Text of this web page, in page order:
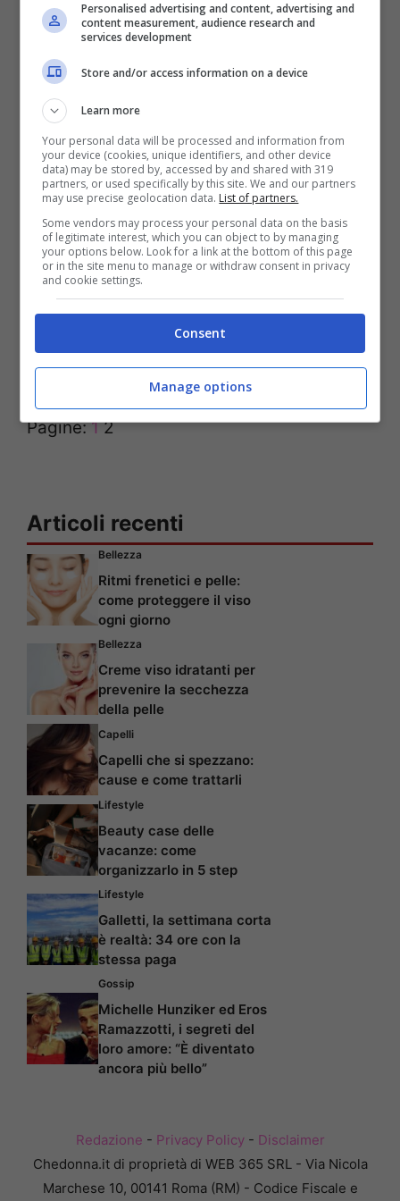
perché prima dovrai pensare a
Verdiana e Lidia che sono
uscite, a Rossella che è in
nomination, poi forse, forse,
penserai a questo, e sappi che
te ne pentirai. Io l’avevo vista
come la storia della mia vita.”
Riuscirà Manfredi a tenere il punto? Noi
speriamo di si!
Pagine:1 2
Articoli recenti
Bellezza
Ritmi frenetici e pelle:
come proteggere il viso
ogni giorno
Bellezza
Creme viso idratanti per
prevenire la secchezza
della pelle
Capelli
Capelli che si spezzano:
cause e come trattarli
Lifestyle
Beauty case delle
vacanze: come
organizzarlo in 5 step
Lifestyle
Galletti, la settimana corta
è realtà: 34 ore con la
stessa paga
Gossip
Michelle Hunziker ed Eros
Ramazzotti, i segreti del
loro amore: “È diventato
ancora più bello”
Redazione - Privacy Policy- Disclaimer
Chedonna.it di proprietà di WEB 365 SRL - Via Nicola
Marchese 10, 00141 Roma (RM) - Codice Fiscale e
Personalised advertising and content, advertising and
content measurement, audience research and
services development
Store and/or access information on a device
Learn more
Your personal data will be processed and information from
your device (cookies, unique identifiers, and other device
data) may be stored by, accessed by and shared with 319
partners, or used specifically by this site. We and our partners
may use precise geolocation data. List of partners.
Some vendors may process your personal data on the basis
of legitimate interest, which you can object to by managing
your options below. Look for a link at the bottom of this page
or in the site menu to manage or withdraw consent in privacy
and cookie settings.
Consent
Manage options